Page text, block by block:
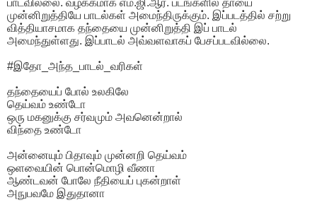
பாடவில்லை. வழக்கமாக எம்.ஜி.ஆர். படங்களில் தாயை
முன்னிறுத்தியே பாடல்கள் அமைந்திருக்கும். இப்படத்தில் சற்று
வித்தியாசமாக தந்தையை முன்னிறுத்தி இப் பாடல்
அமைந்துள்ளது. இப்பாடல் அவ்வளவாகப் பேசப்படவில்லை.
#இதோ_அந்த_பாடல்_வரிகள்
தந்தையைப் போல் உலகிலே
தெய்வம் உண்டோ
ஒரு மகனுக்கு சர்வமும் அவனென்றால்
விந்தை உண்டோ
அன்னையும் பிதாவும் முன்னறி தெய்வம்
ஒளவையின் பொன்மொழி வீணா
ஆண்டவன் போலே நீதியைப் புகன்றாள்
அநுபவமே இதுதானா